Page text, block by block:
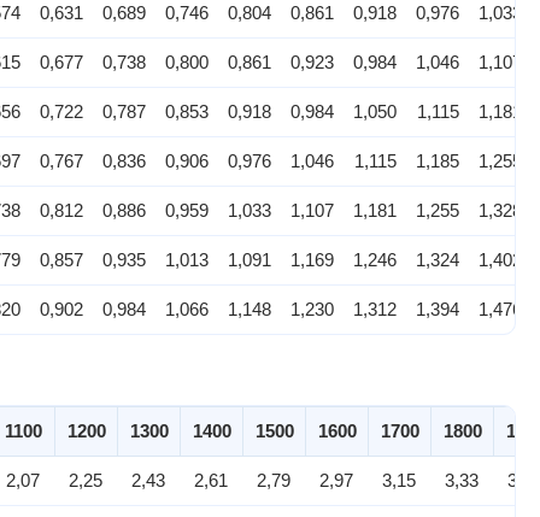
0,631 0,689 0,746 0,804 0,861 0,918 0,976 1,033
0,677 0,738 0,800 0,861 0,923 0,984 1,046 1,107
0,722 0,787 0,853 0,918 0,984 1,050 1,115 1,181
0,767 0,836 0,906 0,976 1,046 1,115 1,185 1,255
0,812 0,886 0,959 1,033 1,107 1,181 1,255 1,328
0,857 0,935 1,013 1,091 1,169 1,246 1,324 1,402
0,902 0,984 1,066 1,148 1,230 1,312 1,394 1,476
1100 1200 1300 1400 1500 1600 1700 1800
2,07 2,25 2,43 2,61 2,79 2,97 3,15 3,33 3,51